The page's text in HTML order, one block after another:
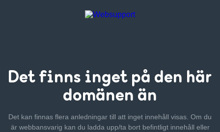
Det finns inget på den här
domänen än
Det kan finnas flera anledningar till att inget innehåll visas. Om du
är webbansvarig kan du ladda upp/ta bort befintligt innehåll eller